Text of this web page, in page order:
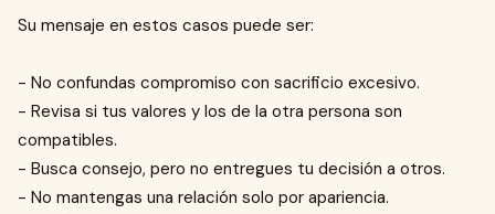
Su mensaje en estos casos puede ser:
- No confundas compromiso con sacrificio excesivo.
- Revisa si tus valores y los de la otra persona son
compatibles.
- Busca consejo, pero no entregues tu decisión a otros.
- No mantengas una relación solo por apariencia.